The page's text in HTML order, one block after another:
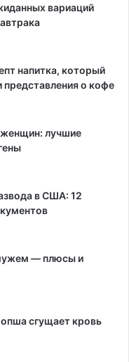
вариаций
напитка, который
представления о кофе
лучшие
в США: 12
— плюсы и
сгущает кровь